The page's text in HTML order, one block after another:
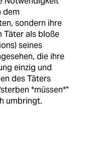
dem
sondern ihre
Täter als bloße
seines
die ihre
einzig und
des Täters
*müssen*"
umbringt.